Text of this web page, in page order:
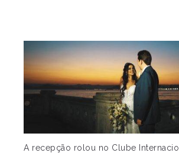
A recepção rolou no Clube